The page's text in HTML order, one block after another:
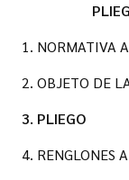
1. NORMATIVA
2. OBJETO DE
3. PLIEGO
4. RENGLONES